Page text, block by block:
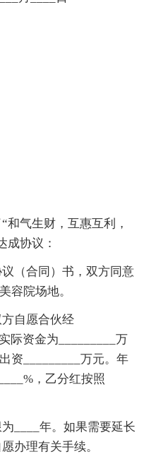
气生财，互惠互利，
成协议：
（合同）书，双方同意
容院场地。
自愿合伙经
际资金为_________万
资_________万元。年
，乙分红按照
____年。如果需要延长
办理有关手续。